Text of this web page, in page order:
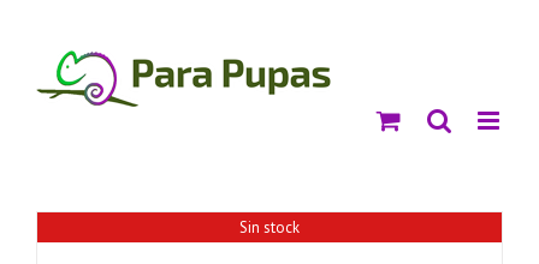
contenido
Sin stock